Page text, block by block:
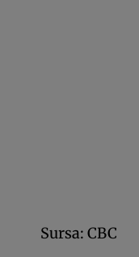
Sursa: CBC